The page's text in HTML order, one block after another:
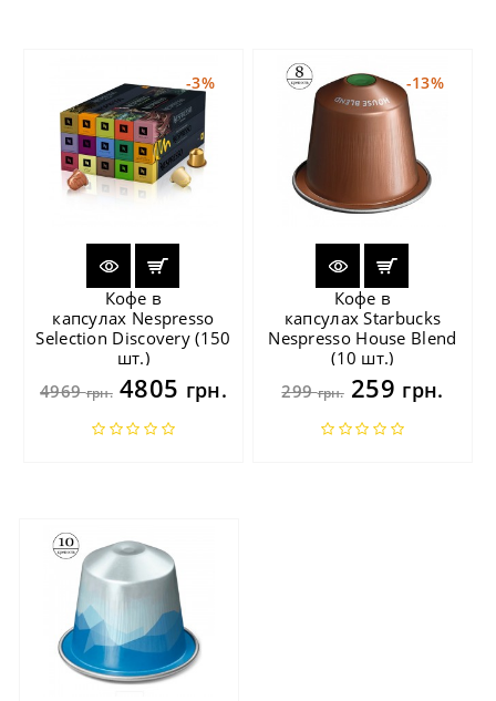
-3%
Кофе в
капсулах Nespresso
Selection Discovery (150
шт.)
4969грн.4805 грн.
-13%
Кофе в
капсулах Starbucks
Nespresso House Blend
(10 шт.)
299грн.259 грн.